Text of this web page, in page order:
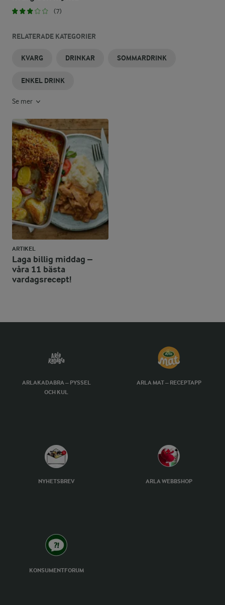
(7)
RELATERADE KATEGORIER
KVARG DRINKAR SOMMARDRINK
ENKEL DRINK
Se mer
ARTIKEL
Laga billig middag –
våra 11 bästa
vardagsrecept!
ARLAKADABRA – PYSSEL
OCH KUL
ARLA MAT – RECEPTAPP
NYHETSBREV ARLA WEBBSHOP
KONSUMENTFORUM